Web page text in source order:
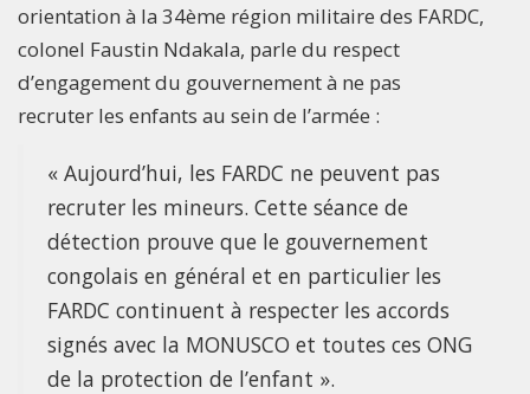
orientation à la 34ème région militaire des FARDC,
colonel Faustin Ndakala, parle du respect
d’engagement du gouvernement à ne pas
recruter les enfants au sein de l’armée :
« Aujourd’hui, les FARDC ne peuvent pas
recruter les mineurs. Cette séance de
détection prouve que le gouvernement
congolais en général et en particulier les
FARDC continuent à respecter les accords
signés avec la MONUSCO et toutes ces ONG
de la protection de l’enfant ».